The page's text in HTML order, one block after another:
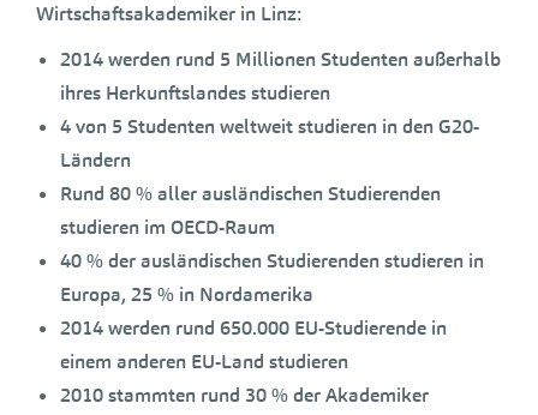
Wirtschaftsakademiker in Linz:
2014 werden rund 5 Millionen Studenten außerhalb
ihres Herkunftslandes studieren
4 von 5 Studenten weltweit studieren in den G20-
Ländern
Rund 80 % aller ausländischen Studierenden
studieren im OECD-Raum
40 % der ausländischen Studierenden studieren in
Europa, 25 % in Nordamerika
2014 werden rund 650.000 EU-Studierende in
einem anderen EU-Land studieren
2010 stammten rund 30 % der Akademiker